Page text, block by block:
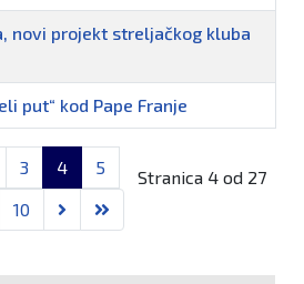
novi projekt streljačkog kluba
put“ kod Pape Franje
Stranica 4 od 27
3 4
5
10